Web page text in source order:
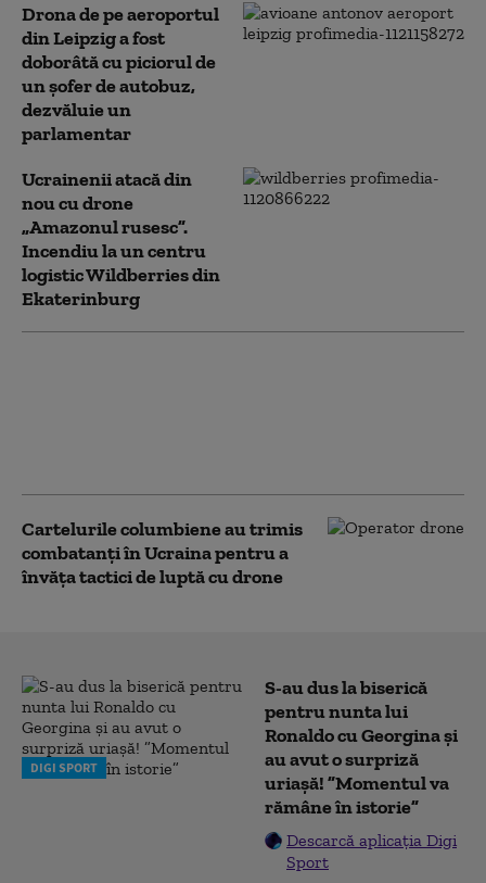
Drona de pe aeroportul
din Leipzig a fost
doborâtă cu piciorul de
un şofer de autobuz,
dezvăluie un
parlamentar
Ucrainenii atacă din
nou cu drone
„Amazonul rusesc”.
Incendiu la un centru
logistic Wildberries din
Ekaterinburg
Cartelurile columbiene au trimis
combatanți în Ucraina pentru a
învăța tactici de luptă cu drone
DIGI SPORT
S-au dus la biserică
pentru nunta lui
Ronaldo cu Georgina și
au avut o surpriză
uriașă! ”Momentul va
rămâne în istorie”
Descarcă aplicația Digi
Sport